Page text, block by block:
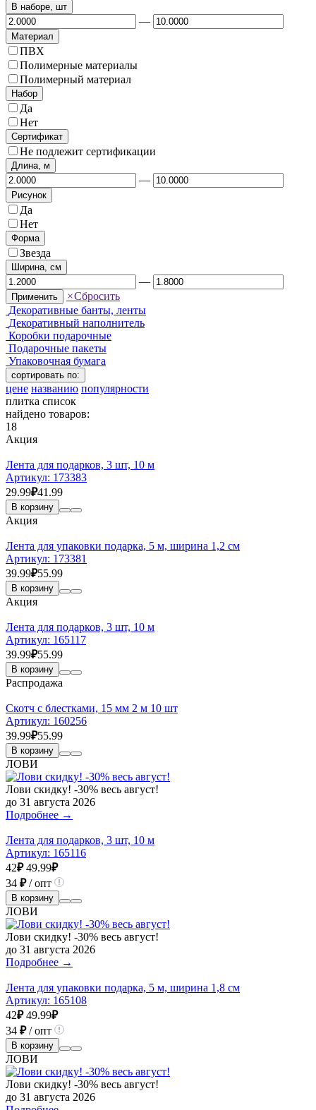
В наборе, шт
—
Материал
ПВХ
Полимерные материалы
Полимерный материал
Набор
Да
Нет
Сертификат
Не подлежит сертификации
Длина, м
—
Рисунок
Да
Нет
Форма
Звезда
Ширина, см
—
Применить ×Сбросить
Декоративные банты, ленты
Декоративный наполнитель
Коробки подарочные
Подарочные пакеты
Упаковочная бумага
сортировать по:
цене названию популярности
плитка список
найдено товаров:
18
Акция
Лента для подарков, 3 шт, 10 м
Артикул: 173383
29.99₽41.99
В корзину
Акция
Лента для упаковки подарка, 5 м, ширина 1,2 см
Артикул: 173381
39.99₽55.99
В корзину
Акция
Лента для подарков, 3 шт, 10 м
Артикул: 165117
39.99₽55.99
В корзину
Распродажа
Скотч с блестками, 15 мм 2 м 10 шт
Артикул: 160256
39.99₽55.99
В корзину
ЛОВИ
Лови скидку! -30% весь август!
до 31 августа 2026
Подробнее →
Лента для подарков, 3 шт, 10 м
Артикул: 165116
42₽ 49.99₽
34 ₽/ опт
В корзину
ЛОВИ
Лови скидку! -30% весь август!
до 31 августа 2026
Подробнее →
Лента для упаковки подарка, 5 м, ширина 1,8 см
Артикул: 165108
42₽ 49.99₽
34 ₽/ опт
В корзину
ЛОВИ
Лови скидку! -30% весь август!
до 31 августа 2026